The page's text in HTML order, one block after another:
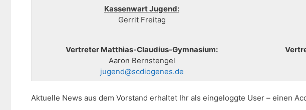
Kassenwart Jugend:
Gerrit Freitag
Vertreter Matthias-Claudius-Gymnasium:
Aaron Bernstengel
jugend@scdiogenes.de
Aktuelle News aus dem Vorstand erhaltet Ihr als eingeloggte User – einen